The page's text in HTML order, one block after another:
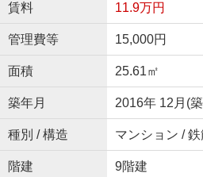
賃料 11.9万円
管理費等 15,000円
面積 25.61㎡
築年月 2016年 12月(
種別 / 構造 マンション /
階建 9階建